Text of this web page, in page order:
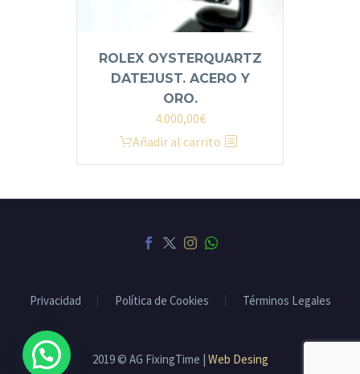
ROLEX OYSTERQUARTZ
DATEJUST. ACERO Y
ORO.
4.000,00€
Añadir al carrito
Privacidad Política de Cookies Términos Legales
2019 © AG FixingTime | Web Desing